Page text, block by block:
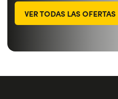
VER TODAS LAS OFERTAS